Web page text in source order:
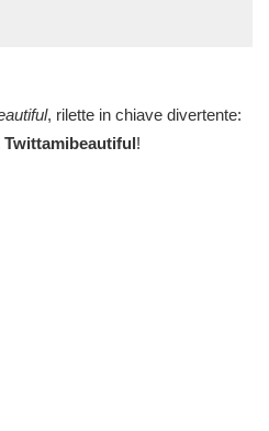
, rilette in chiave divertente:
Twittamibeautiful!